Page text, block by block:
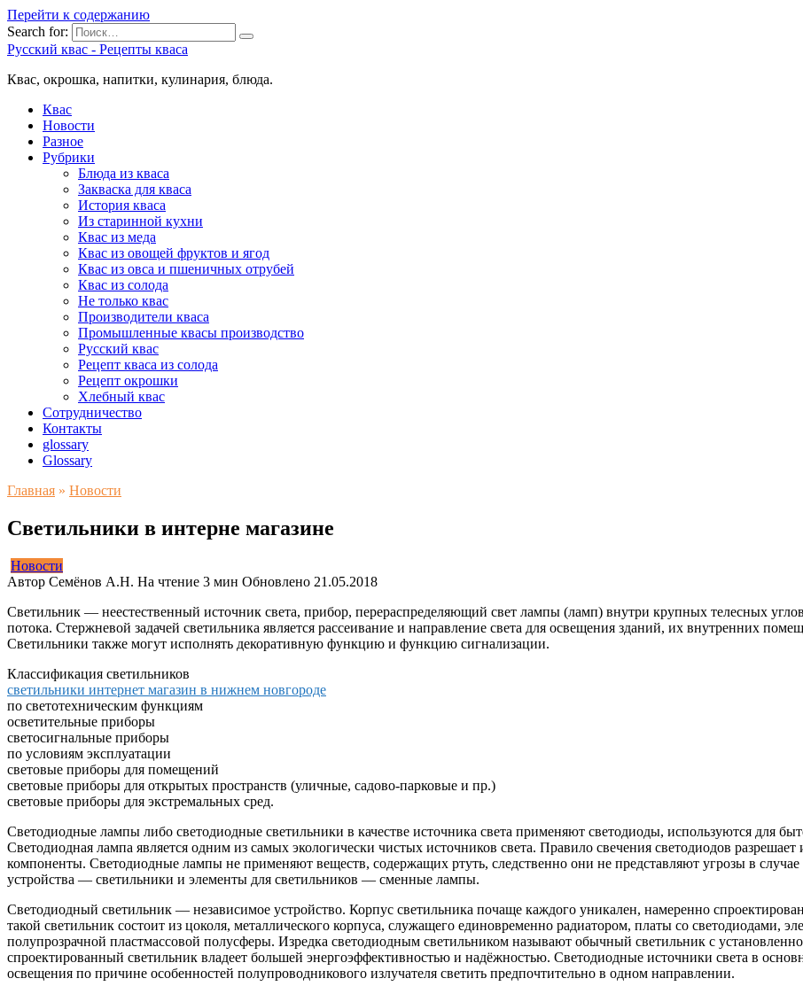
Перейти к содержанию
Search for:
Русский квас - Рецепты кваса
Квас, окрошка, напитки, кулинария, блюда.
Квас
Новости
Разное
Рубрики
Блюда из кваса
Закваска для кваса
История кваса
Из старинной кухни
Квас из меда
Квас из овощей фруктов и ягод
Квас из овса и пшеничных отрубей
Квас из солода
Не только квас
Производители кваса
Промышленные квасы производство
Русский квас
Рецепт кваса из солода
Рецепт окрошки
Хлебный квас
Сотрудничество
Контакты
glossary
Glossary
Главная » Новости
Светильники в интерне магазине
Новости
Автор Семёнов А.Н. На чтение 3 мин Обновлено 21.05.2018
Светильник — неестественный источник света, прибор, перераспределяющий свет лампы (ламп) внутри крупных телесных
потока. Стержневой задачей светильника является рассеивание и направление света для освещения зданий, их внутренних
Светильники также могут исполнять декоративную функцию и функцию сигнализации.
Классификация светильников
светильники интернет магазин в нижнем новгороде
по светотехническим функциям
осветительные приборы
светосигнальные приборы
по условиям эксплуатации
световые приборы для помещений
световые приборы для открытых пространств (уличные, садово-парковые и пр.)
световые приборы для экстремальных сред.
Светодиодные лампы либо светодиодные светильники в качестве источника света применяют светодиоды, используются для
Светодиодная лампа является одним из самых экологически чистых источников света. Правило свечения светодиодов
компоненты. Светодиодные лампы не применяют веществ, содержащих ртуть, следственно они не представляют угрозы в
устройства — светильники и элементы для светильников — сменные лампы.
Светодиодный светильник — независимое устройство. Корпус светильника почаще каждого уникален, намеренно
такой светильник состоит из цоколя, металлического корпуса, служащего единовременно радиатором, платы со светодиодами,
полупрозрачной пластмассовой полусферы. Изредка светодиодным светильником называют обычный светильник с
спроектированный светильник владеет бoльшей энергоэффективностью и надёжностью. Светодиодные источники света в
освещения по причине особенностей полупроводникового излучателя светить предпочтительно в одном направлении.